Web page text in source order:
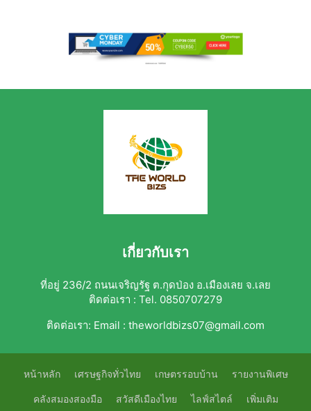
เกี่ยวกับเรา
ที่อยู่ 236/2 ถนนเจริญรัฐ ต.กุดป่อง อ.เมืองเลย จ.เลย
ติดต่อเรา : Tel. 0850707279
ติดต่อเรา: Email : theworldbizs07@gmail.com
หน้าหลัก เศรษฐกิจทั่วไทย เกษตรรอบบ้าน รายงานพิเศษ
คลังสมองสองมือ สวัสดีเมืองไทย ไลฟ์สไตล์ เพิ่มเติม